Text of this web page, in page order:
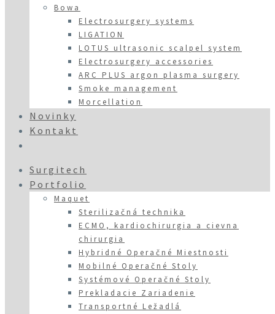
Bowa
Electrosurgery systems
LIGATION
LOTUS ultrasonic scalpel system
Electrosurgery accessories
ARC PLUS argon plasma surgery
Smoke management
Morcellation
Novinky
Kontakt
Surgitech
Portfolio
Maquet
Sterilizačná technika
ECMO, kardiochirurgia a cievna
chirurgia
Hybridné Operačné Miestnosti
Mobilné Operačné Stoly
Systémové Operačné Stoly
Prekladacie Zariadenie
Transportné Ležadlá